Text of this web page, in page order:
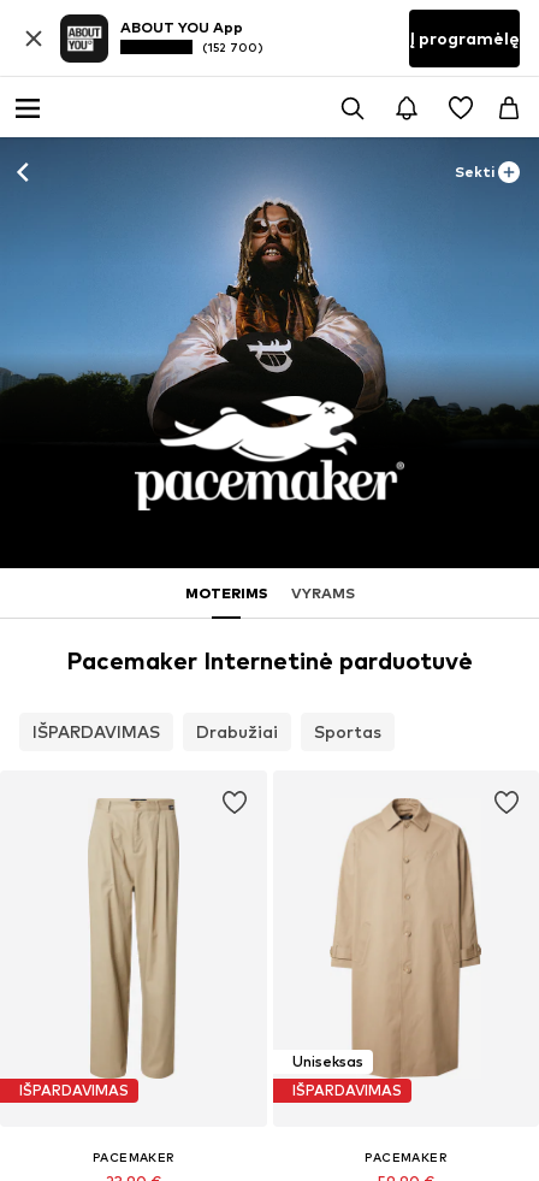
ABOUT YOU App
(152 700) Į programėlę
Sekti
MOTERIMS VYRAMS
Pacemaker Internetinė parduotuvė
IŠPARDAVIMAS Drabužiai Sportas
IŠPARDAVIMAS
PACEMAKER
Uniseksas
IŠPARDAVIMAS
PACEMAKER